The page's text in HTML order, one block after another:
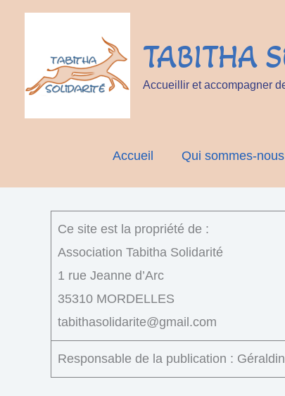
TABITHA
Accueillir et accompagner
Accueil Qui sommes-
Ce site est la propriété de :
Association Tabitha Solidarité
1 rue Jeanne d’Arc
35310 MORDELLES
tabithasolidarite@gmail.com
Responsable de la publication :